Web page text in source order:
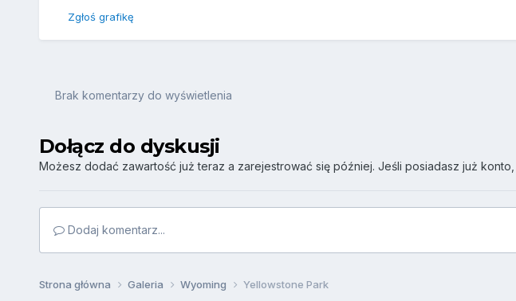
Zgłoś grafikę
Brak komentarzy do wyświetlenia
Dołącz do dyskusji
Możesz dodać zawartość już teraz a zarejestrować się później. Jeśli posiadasz już konto,
Dodaj komentarz...
Strona główna Galeria Wyoming Yellowstone Park